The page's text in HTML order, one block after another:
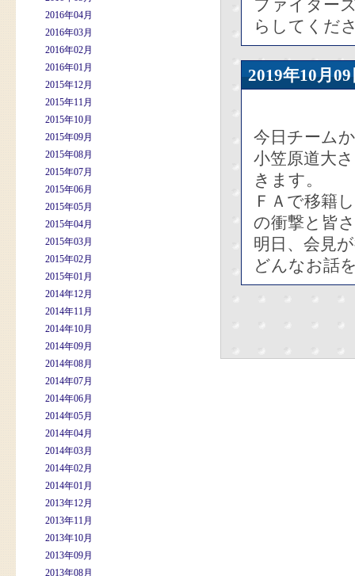
2016年04月
2016年03月
2016年02月
2016年01月
2015年12月
2015年11月
2015年10月
2015年09月
2015年08月
2015年07月
2015年06月
2015年05月
2015年04月
2015年03月
2015年02月
2015年01月
2014年12月
2014年11月
2014年10月
2014年09月
2014年08月
2014年07月
2014年06月
2014年05月
2014年04月
2014年03月
2014年02月
2014年01月
2013年12月
2013年11月
2013年10月
2013年09月
2013年08月
ファイター
らしてくだ
2019年10
今日チーム
小笠原道大
きます。
ＦＡで移籍
の衝撃と皆
明日、会見
どんなお話